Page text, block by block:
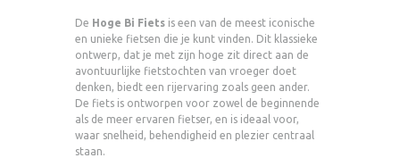
De Hoge Bi Fiets is een van de meest iconische
en unieke fietsen die je kunt vinden. Dit klassieke
ontwerp, dat je met zijn hoge zit direct aan de
avontuurlijke fietstochten van vroeger doet
denken, biedt een rijervaring zoals geen ander.
De fiets is ontworpen voor zowel de beginnende
als de meer ervaren fietser, en is ideaal voor,
waar snelheid, behendigheid en plezier centraal
staan.